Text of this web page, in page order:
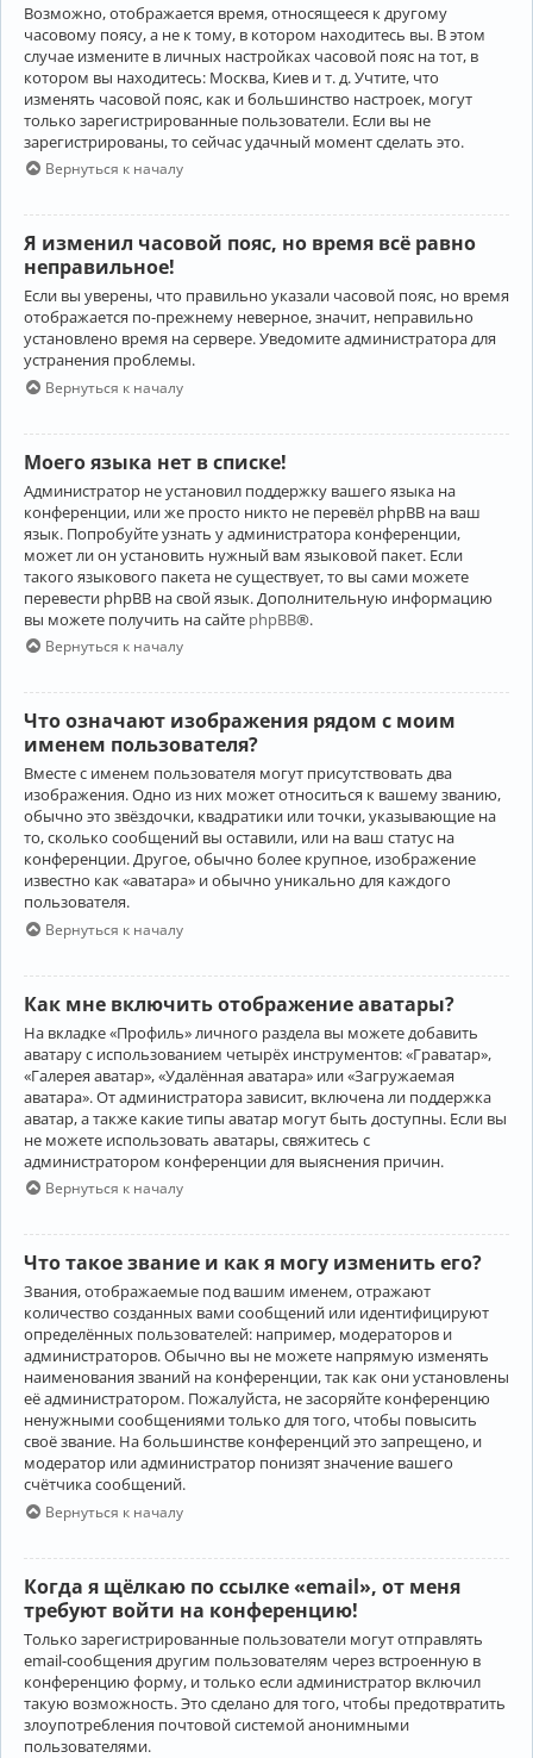
Возможно, отображается время, относящееся к другому
часовому поясу, а не к тому, в котором находитесь вы. В этом
случае измените в личных настройках часовой пояс на тот, в
котором вы находитесь: Москва, Киев и т. д. Учтите, что
изменять часовой пояс, как и большинство настроек, могут
только зарегистрированные пользователи. Если вы не
зарегистрированы, то сейчас удачный момент сделать это.
Вернуться к началу
Я изменил часовой пояс, но время всё равно
неправильное!
Если вы уверены, что правильно указали часовой пояс, но время
отображается по-прежнему неверное, значит, неправильно
установлено время на сервере. Уведомите администратора для
устранения проблемы.
Вернуться к началу
Моего языка нет в списке!
Администратор не установил поддержку вашего языка на
конференции, или же просто никто не перевёл phpBB на ваш
язык. Попробуйте узнать у администратора конференции,
может ли он установить нужный вам языковой пакет. Если
такого языкового пакета не существует, то вы сами можете
перевести phpBB на свой язык. Дополнительную информацию
вы можете получить на сайте phpBB®.
Вернуться к началу
Что означают изображения рядом с моим
именем пользователя?
Вместе с именем пользователя могут присутствовать два
изображения. Одно из них может относиться к вашему званию,
обычно это звёздочки, квадратики или точки, указывающие на
то, сколько сообщений вы оставили, или на ваш статус на
конференции. Другое, обычно более крупное, изображение
известно как «аватара» и обычно уникально для каждого
пользователя.
Вернуться к началу
Как мне включить отображение аватары?
На вкладке «Профиль» личного раздела вы можете добавить
аватару с использованием четырёх инструментов: «Граватар»,
«Галерея аватар», «Удалённая аватара» или «Загружаемая
аватара». От администратора зависит, включена ли поддержка
аватар, а также какие типы аватар могут быть доступны. Если вы
не можете использовать аватары, свяжитесь с
администратором конференции для выяснения причин.
Вернуться к началу
Что такое звание и как я могу изменить его?
Звания, отображаемые под вашим именем, отражают
количество созданных вами сообщений или идентифицируют
определённых пользователей: например, модераторов и
администраторов. Обычно вы не можете напрямую изменять
наименования званий на конференции, так как они установлены
её администратором. Пожалуйста, не засоряйте конференцию
ненужными сообщениями только для того, чтобы повысить
своё звание. На большинстве конференций это запрещено, и
модератор или администратор понизят значение вашего
счётчика сообщений.
Вернуться к началу
Когда я щёлкаю по ссылке «email», от меня
требуют войти на конференцию!
Только зарегистрированные пользователи могут отправлять
email-сообщения другим пользователям через встроенную в
конференцию форму, и только если администратор включил
такую возможность. Это сделано для того, чтобы предотвратить
злоупотребления почтовой системой анонимными
пользователями.